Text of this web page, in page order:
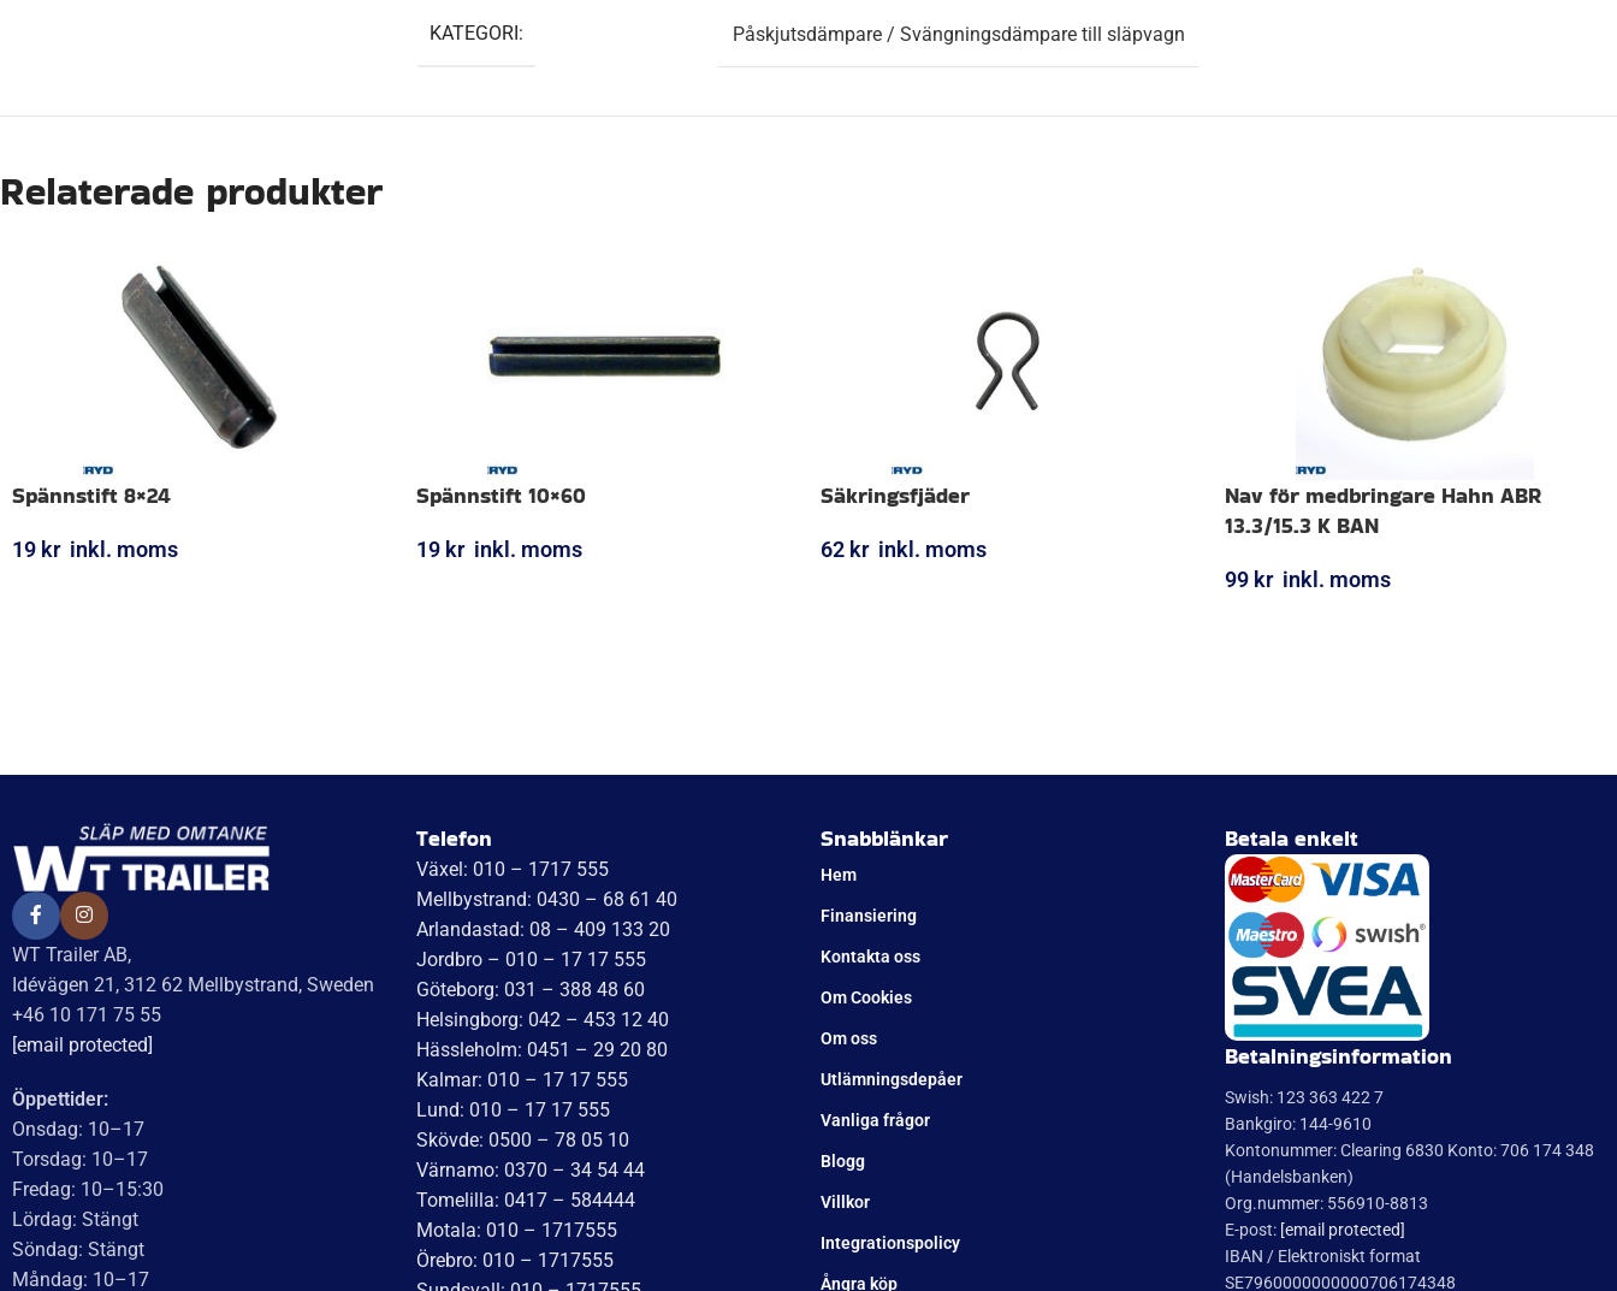
KATEGORI: Påskjutsdämpare / Svängningsdämpare till släpvagn
Relaterade produkter
Spännstift 8×24
19 kr inkl. moms
Spännstift 10×60
19 kr inkl. moms
Säkringsfjäder
62 kr inkl. moms
Nav för medbringare Hahn ABR
13.3/15.3 K BAN
99 kr inkl. moms
WT Trailer AB imponerar med starka,
högkvalitativa släp och enastående
kundservice. Vägen från offert till
tydlig kommunikation. Deras
tillmötesgående och vänliga team ger en
positiv upplevelse som gör kunder
mycket nöjda och benägna att
rekommendera dem.
Läs mer
Emma Sandqvist
3 Augusti 2026
Wow vilket släp. Tack WT trailer för ett
nöjda. Emma'S kök kommer bli succé.
Emma och Niklas
Läs mer
2 Augusti 2026
Marcus Nilsson
27 Maj 2026
Hjälpsamma, snabb leverans, hög
kvalitet.